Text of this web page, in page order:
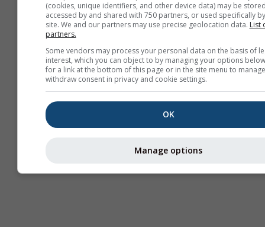
Creați un nou meteoTV
Mai multe informații
(cookies, unique identifiers, and other device data) may be
accessed by and shared with 750 partners, or used specifically
site. We and our partners may use precise geolocation data. List
partners.
Some vendors may process your personal data on the basis of
interest, which you can object to by managing your options
for a link at the bottom of this page or in the site menu to
withdraw consent in privacy and cookie settings.
OK
Manage options